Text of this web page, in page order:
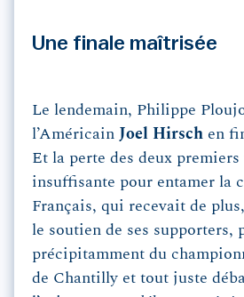
Une finale maîtrisée
Le lendemain, Philippe
l’Américain Joel Hirsch en
Et la perte des deux
insuffisante pour entamer la
Français, qui recevait de
le soutien de ses supporters,
précipitamment du
de Chantilly et tout juste